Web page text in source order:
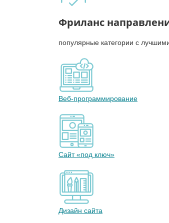
Фриланс
популярные категории с
Веб-программирование
Сайт «под ключ»
Дизайн сайта